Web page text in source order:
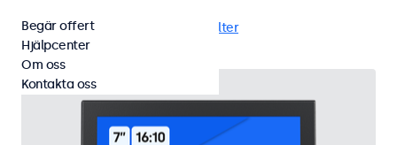
Skrivbord Bildskärm Rensa filter
Begär offert
Hjälpcenter
Om oss
Kontakta oss